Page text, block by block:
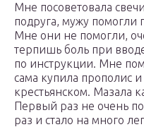
Мне посоветовала
подруга, мужу помогли
Мне они не помогли,
терпишь боль при
по инструкции. Мне
сама купила прополис
крестьянском. Мазала
Первый раз не очень
раз и стало на много